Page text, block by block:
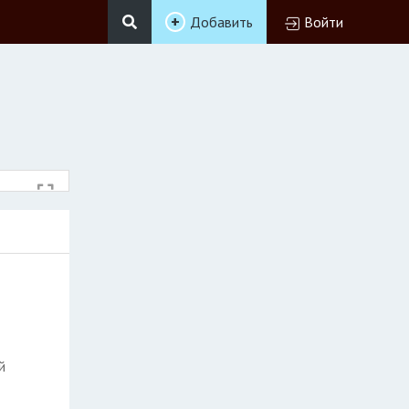
Добавить Войти